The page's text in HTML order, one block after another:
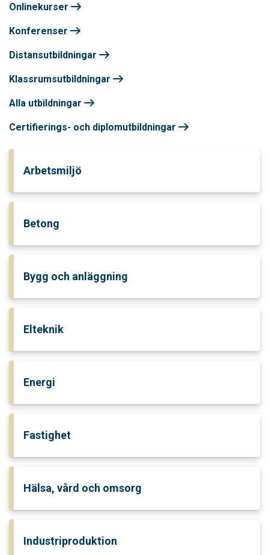
Onlinekurser
Konferenser
Distansutbildningar
Klassrumsutbildningar
Alla utbildningar
Certifierings- och diplomutbildningar
Arbetsmiljö
Betong
Bygg och anläggning
Elteknik
Energi
Fastighet
Hälsa, vård och omsorg
Industriproduktion